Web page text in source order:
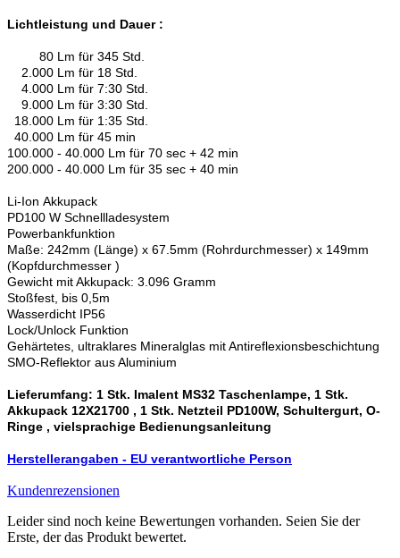
Lichtleistung und Dauer :
80 Lm für 345 Std.
2.000 Lm für 18 Std.
4.000 Lm für 7:30 Std.
9.000 Lm für 3:30 Std.
18.000 Lm für 1:35 Std.
40.000 Lm für 45 min
100.000 - 40.000 Lm für 70 sec + 42 min
200.000 - 40.000 Lm für 35 sec + 40 min
Li-Ion Akkupack
PD100 W Schnellladesystem
Powerbankfunktion
Maße: 242mm (Länge) x 67.5mm (Rohrdurchmesser) x 149mm
(Kopfdurchmesser )
Gewicht mit Akkupack: 3.096 Gramm
Stoßfest, bis 0,5m
Wasserdicht IP56
Lock/Unlock Funktion
Gehärtetes, ultraklares Mineralglas mit Antireflexionsbeschichtung
SMO-Reflektor aus Aluminium
Lieferumfang: 1 Stk. Imalent MS32 Taschenlampe, 1 Stk.
Akkupack 12X21700 , 1 Stk. Netzteil PD100W, Schultergurt, O-
Ringe , vielsprachige Bedienungsanleitung
Herstellerangaben - EU verantwortliche Person
Kundenrezensionen
Leider sind noch keine Bewertungen vorhanden. Seien Sie der
Erste, der das Produkt bewertet.